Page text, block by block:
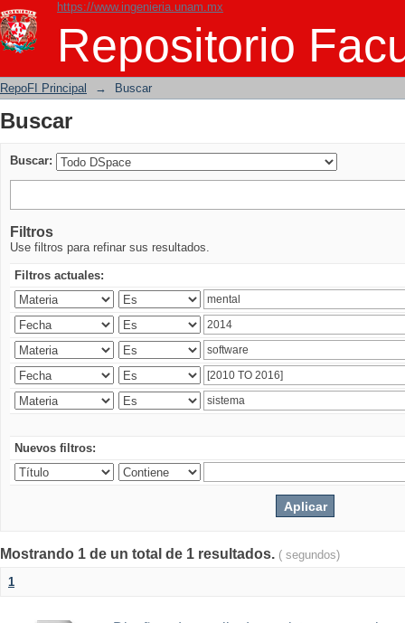
https://www.ingenieria.unam.mx
Repositorio
Buscar
RepoFI Principal → Buscar
Buscar
Buscar:
Filtros
Use filtros para refinar sus resultados.
Filtros actuales:
Nuevos filtros:
Mostrando 1 de un total de 1 resultados. ( segundos)
1